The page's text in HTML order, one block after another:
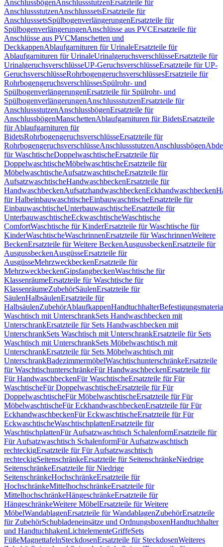
AnschlussbögenAnschlussstutzenErsatzteile für
AnschlussstutzenAnschlusssetsErsatzteile für
AnschlusssetsSpülbogenverlängerungenErsatzteile für
SpülbogenverlängerungenAnschlüsse aus PVCErsatzteile für
Anschlüsse aus PVCManschetten und
DeckkappenAblaufgarnituren für UrinaleErsatzteile für
Ablaufgarnituren für UrinaleUrinalgeruchsverschlüsseErsatzteile für
UrinalgeruchsverschlüsseUP-GeruchsverschlüsseErsatzteile für UP-
GeruchsverschlüsseRohrbogengeruchsverschlüssesErsatzteile für
RohrbogengeruchsverschlüssesSpülrohr- und
SpülbogenverlängerungenErsatzteile für Spülrohr- und
SpülbogenverlängerungenAnschlussstutzenErsatzteile für
AnschlussstutzenAnschlussbögenErsatzteile für
AnschlussbögenManschettenAblaufgarnituren für BidetsErsatzteile
für Ablaufgarnituren für
BidetsRohrbogengeruchsverschlüsseErsatzteile für
RohrbogengeruchsverschlüsseAnschlussstutzenAnschlussbögen
für WaschtischeDoppelwaschtischeErsatzteile für
DoppelwaschtischeMöbelwaschtischeErsatzteile für
MöbelwaschtischeAufsatzwaschtischeErsatzteile für
AufsatzwaschtischeHandwaschbeckenErsatzteile für
HandwaschbeckenAufsatzhandwaschbeckenEckhandwaschbecken
für HalbeinbauwaschtischeEinbauwaschtischeErsatzteile für
EinbauwaschtischeUnterbauwaschtischeErsatzteile für
UnterbauwaschtischeEckwaschtischeWaschtische
ComfortWaschtische für KinderErsatzteile für Waschtische für
KinderWaschtischeWaschrinnenErsatzteile für WaschrinnenWeitere
BeckenErsatzteile für Weitere BeckenAusgussbeckenErsatzteile für
AusgussbeckenAusgüsseErsatzteile für
AusgüsseMehrzweckbeckenErsatzteile für
MehrzweckbeckenGipsfangbeckenWaschtische für
KlassenräumeErsatzteile für Waschtische für
KlassenräumeZubehörSäulenErsatzteile für
SäulenHalbsäulenErsatzteile für
HalbsäulenZubehörAblaufkappenHandtuchhalter
Waschtisch mit UnterschrankSets Handwaschbecken mit
UnterschrankErsatzteile für Sets Handwaschbecken mit
UnterschrankSets Waschtisch mit UnterschrankErsatzteile für Sets
Waschtisch mit UnterschrankSets Möbelwaschtisch mit
UnterschrankErsatzteile für Sets Möbelwaschtisch mit
UnterschrankBadezimmermöbelWaschtischunterschränkeErsatzteile
für WaschtischunterschränkeFür HandwaschbeckenErsatzteile für
Für HandwaschbeckenFür WaschtischeErsatzteile für Für
WaschtischeFür DoppelwaschtischeErsatzteile für Für
DoppelwaschtischeFür MöbelwaschtischeErsatzteile für Für
MöbelwaschtischeFür EckhandwaschbeckenErsatzteile für Für
EckhandwaschbeckenFür EckwaschtischeErsatzteile für Für
EckwaschtischeWaschtischplattenErsatzteile für
WaschtischplattenFür Aufsatzwaschtisch SchalenformErsatzteile für
Für Aufsatzwaschtisch SchalenformFür Aufsatzwaschtisch
rechteckigErsatzteile für Für Aufsatzwaschtisch
rechteckigSeitenschränkeErsatzteile für SeitenschränkeNiedrige
SeitenschränkeErsatzteile für Niedrige
SeitenschränkeHochschränkeErsatzteile für
HochschränkeMittelhochschränkeErsatzteile für
MittelhochschränkeHängeschränkeErsatzteile für
HängeschränkeWeitere MöbelErsatzteile für Weitere
MöbelWandablagenErsatzteile für WandablagenZubehörErsatzteile
für ZubehörSchubladeneinsätze und OrdnungsboxenHandtuchhalter
und HandtuchhakenLichtelementeGriffeSets
FüßeMagnettafelnSteckdosenErsatzteile für SteckdosenWeiteres